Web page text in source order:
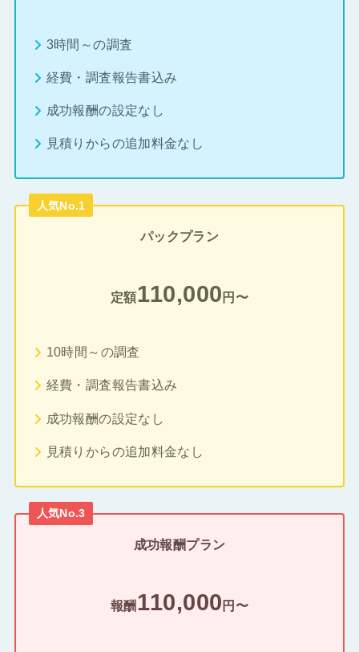
3時間～の調査
経費・調査報告書込み
成功報酬の設定なし
見積りからの追加料金なし
人気No.1
パックプラン
定額110,000 円〜
10時間～の調査
経費・調査報告書込み
成功報酬の設定なし
見積りからの追加料金なし
人気No.3
成功報酬プラン
報酬 110,000 円〜